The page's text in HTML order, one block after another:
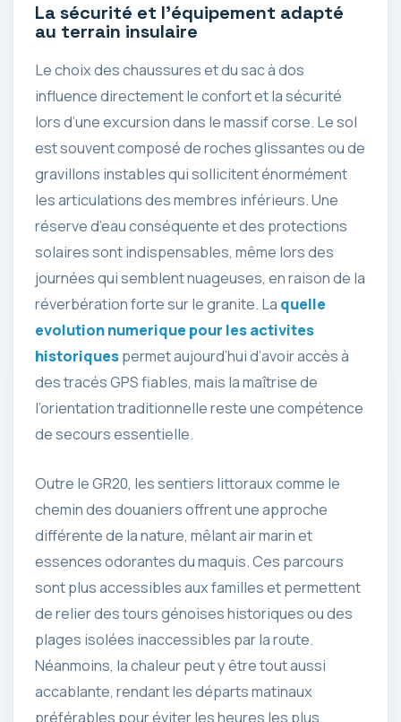
La sécurité et l’équipement adapté
au terrain insulaire
Le choix des chaussures et du sac à dos
influence directement le confort et la sécurité
lors d’une excursion dans le massif corse. Le sol
est souvent composé de roches glissantes ou de
gravillons instables qui sollicitent énormément
les articulations des membres inférieurs. Une
réserve d’eau conséquente et des protections
solaires sont indispensables, même lors des
journées qui semblent nuageuses, en raison de la
réverbération forte sur le granite. La quelle
evolution numerique pour les activites
historiquespermet aujourd’hui d’avoir accès à
des tracés GPS fiables, mais la maîtrise de
l’orientation traditionnelle reste une compétence
de secours essentielle.
Outre le GR20, les sentiers littoraux comme le
chemin des douaniers offrent une approche
différente de la nature, mêlant air marin et
essences odorantes du maquis. Ces parcours
sont plus accessibles aux familles et permettent
de relier des tours génoises historiques ou des
plages isolées inaccessibles par la route.
Néanmoins, la chaleur peut y être tout aussi
accablante, rendant les départs matinaux
préférables pour éviter les heures les plus